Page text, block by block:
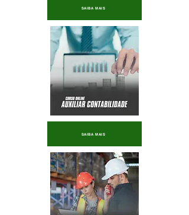
SAIBA MAIS
SAIBA MAIS